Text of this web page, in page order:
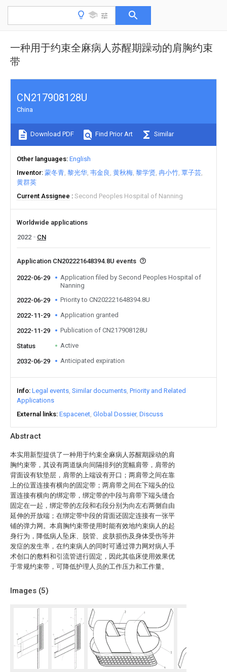
一种用于约束全麻病人苏醒期躁动的肩胸约束
带
Abstract
本实用新型提供了一种用于约束全麻病人苏醒期躁动的肩
胸约束带，其设有两道纵向间隔排列的宽幅肩带，肩带的
背面设有软垫层，肩带的上端设有开口；两肩带之间在靠
上的位置连接有横向的固定带；两肩带之间在下端头的位
置连接有横向的绑定带，绑定带的中段与肩带下端头缝合
固定在一起，绑定带的左段和右段分别为向左右两侧自由
延伸的开放端；在绑定带中段的背面还固定连接有一张平
铺的弹力网。本肩胸约束带使用时能有效地约束病人的起
身行为，降低病人坠床、脱管、皮肤损伤及身体受伤等并
发症的发生率，在约束病人的同时可通过弹力网对病人手
术创口的敷料和引流管进行固定，因此其临床使用效果优
于常规约束带，可降低护理人员的工作压力和工作量。
Images (5)
CN217908128U
China
Download PDF Find Prior Art Similar
Other languages English
Inventor 蒙冬青 黎光华 韦金良 黄秋梅 黎学贤 冉小竹 覃子芸
黄群英
Current Assignee
Second Peoples Hospital of Nanning
Worldwide applications
2022
CN
Application CN202221648394.8U events
2022-06-29
Application filed by Second Peoples Hospital of
Nanning
2022-06-29
Priority to CN202221648394.8U
2022-11-29 Application granted
2022-11-29 Publication of CN217908128U
Status Active
2032-06-29 Anticipated expiration
Info Legal events Similar documents Priority and Related
Applications
External links Espacenet Global Dossier Discuss